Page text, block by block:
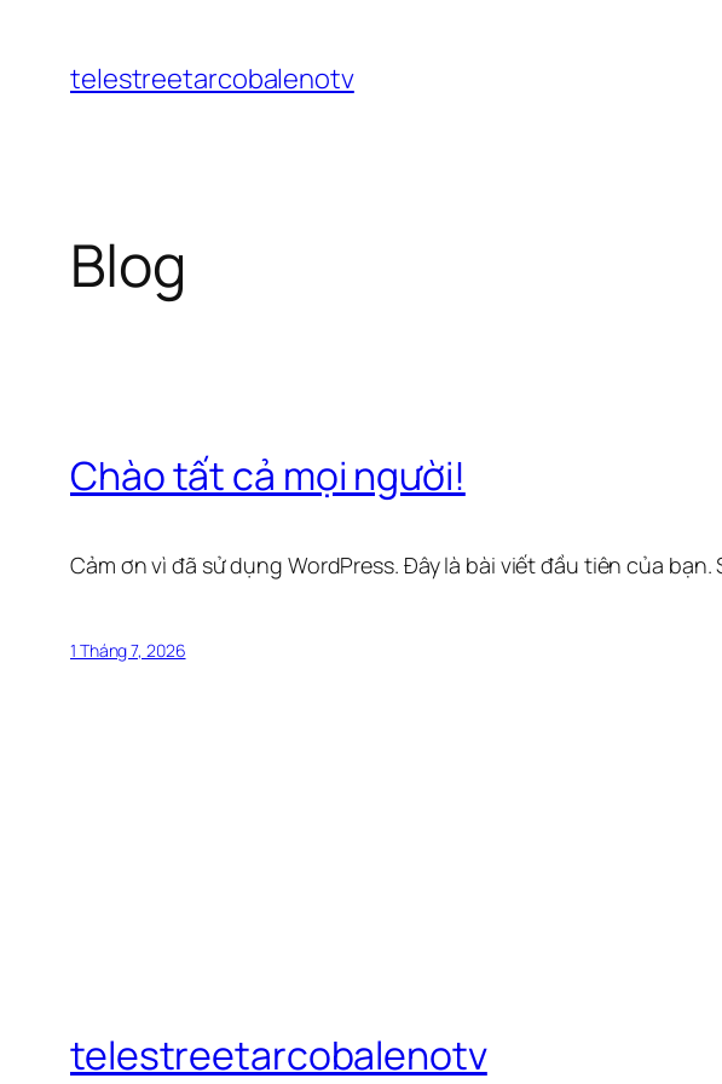
telestreetarcobalenotv
Blog
Chào tất cả mọi người!
Cảm ơn vì đã sử dụng WordPress. Đây là bài viết đầu tiên của
1 Tháng 7, 2026
telestreetarcobalenotv